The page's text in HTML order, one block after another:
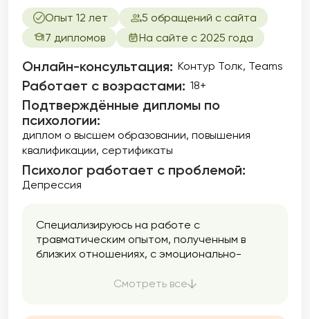
Опыт 12 лет
5 обращений с сайта
7 дипломов
На сайте с 2025 года
Онлайн-консультация: Контур Толк, Teams
Работает с возрастами: 18+
Подтверждённые дипломы по
психологии:
диплом о высшем образовании повышения
квалификации сертификаты
Психолог работает с проблемой:
Депрессия
Специализируюсь на работе с
травматическим опытом, полученным в
близких отношениях, с эмоционально-
пищевого поведения, с паническими
Смотреть все